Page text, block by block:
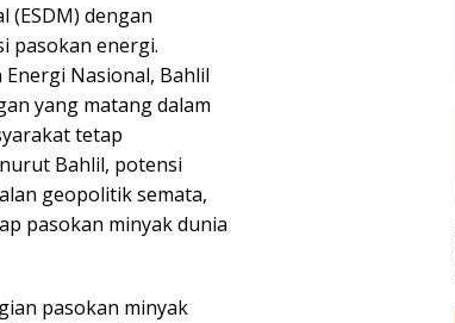
(ESDM) dengan
pasokan energi.
Nasional, Bahlil
yang matang dalam
tetap
Bahlil, potensi
geopolitik semata,
pasokan minyak dunia
pasokan minyak